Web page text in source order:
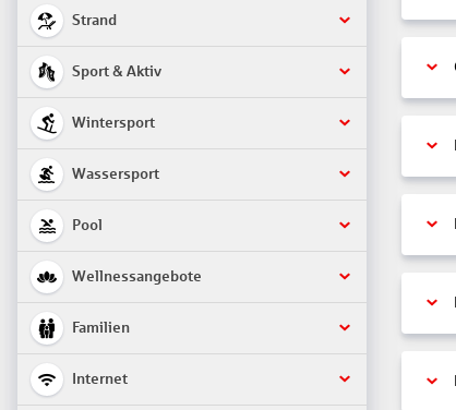
Strand
Sport & Aktiv
Wintersport
Wassersport
Pool
Wellnessangebote
Familien
Internet